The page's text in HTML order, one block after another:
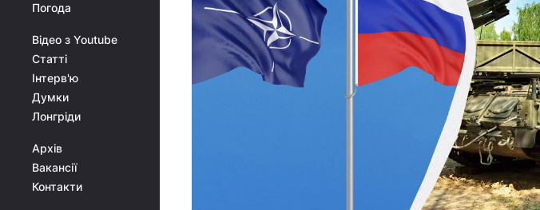
Погода
Відео з Youtube
Статті
Інтерв'ю
Думки
Лонгріди
Архів
Вакансії
Контакти